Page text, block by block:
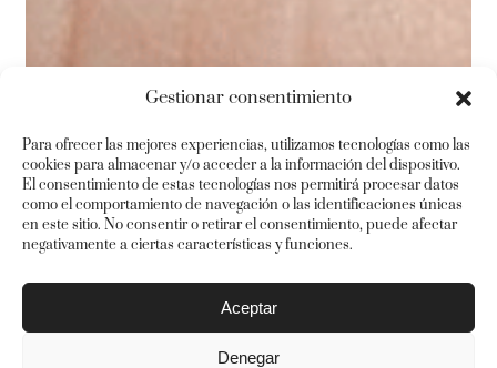
Gestionar consentimiento
Para ofrecer las mejores experiencias, utilizamos tecnologías como las
cookies para almacenar y/o acceder a la información del dispositivo.
El consentimiento de estas tecnologías nos permitirá procesar datos
como el comportamiento de navegación o las identificaciones únicas
en este sitio. No consentir o retirar el consentimiento, puede afectar
negativamente a ciertas características y funciones.
Aceptar
Denegar